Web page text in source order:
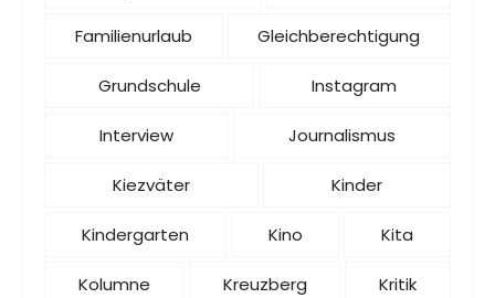
Familienurlaub Gleichberechtigung
Grundschule Instagram
Interview Journalismus
Kiezväter Kinder
Kindergarten Kino Kita
Kolumne Kreuzberg Kritik